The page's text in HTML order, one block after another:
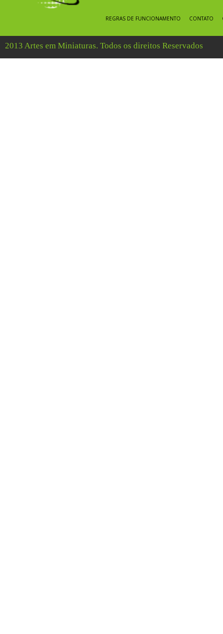
REGRAS DE FUNCIONAMENTO CONTATO
2013 Artes em Miniaturas. Todos os direitos Reservados